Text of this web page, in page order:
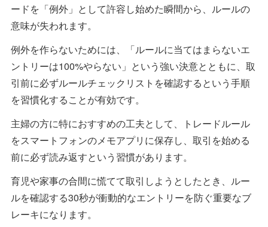
ードを「例外」として許容し始めた瞬間から、ルールの
意味が失われます。
例外を作らないためには、「ルールに当てはまらないエ
ントリーは100%やらない」という強い決意とともに、取
引前に必ずルールチェックリストを確認するという手順
を習慣化することが有効です。
主婦の方に特におすすめの工夫として、トレードルール
をスマートフォンのメモアプリに保存し、取引を始める
前に必ず読み返すという習慣があります。
育児や家事の合間に慌てて取引しようとしたとき、ルー
ルを確認する30秒が衝動的なエントリーを防ぐ重要なブ
レーキになります。